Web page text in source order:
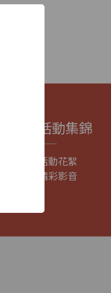
活動集錦
活動花絮
精彩影音